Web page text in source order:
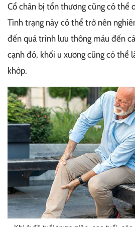
Cổ chân bị tổn thương cũng có thể
Tình trạng này có thể trở nên
đến quá trình lưu thông máu đến
cạnh đó, khối u xương cũng có thể
khớp.